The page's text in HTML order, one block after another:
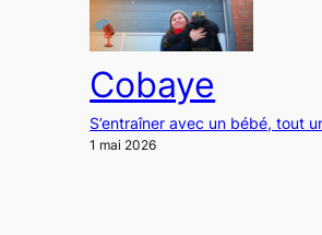
Cobaye
S’entraîner avec un bébé, tout
1 mai 2026